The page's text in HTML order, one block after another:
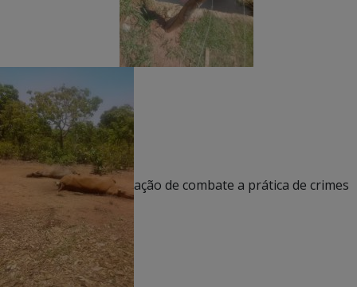
ação de combate a prática de crimes